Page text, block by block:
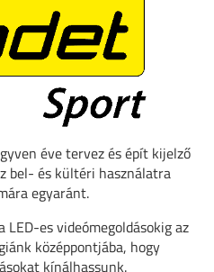
éve tervez és épít kijelző
bel- és kültéri használatra
egyaránt.
es videómegoldásokig az
középpontjába, hogy
kínálhassunk.